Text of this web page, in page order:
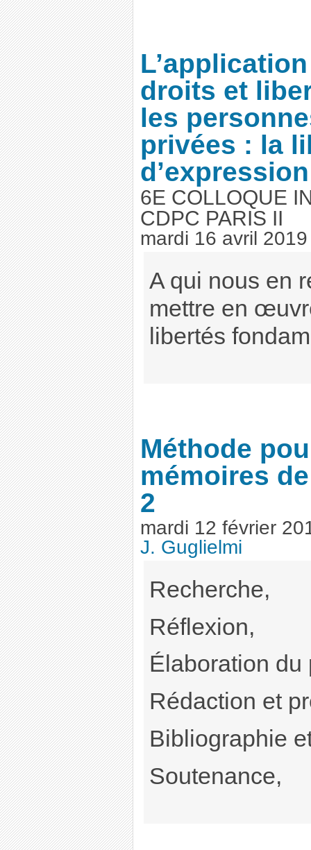
droits et
les
privées : la
6E COLLOQUE
CDPC PARIS II
mardi 16 avril 2019
A qui nous en
mettre en
libertés
Méthode
mémoires
2
mardi 12 février
J. Guglielmi
Recherche,
Réflexion,
Élaboration du
Rédaction et
Bibliographie
Soutenance,